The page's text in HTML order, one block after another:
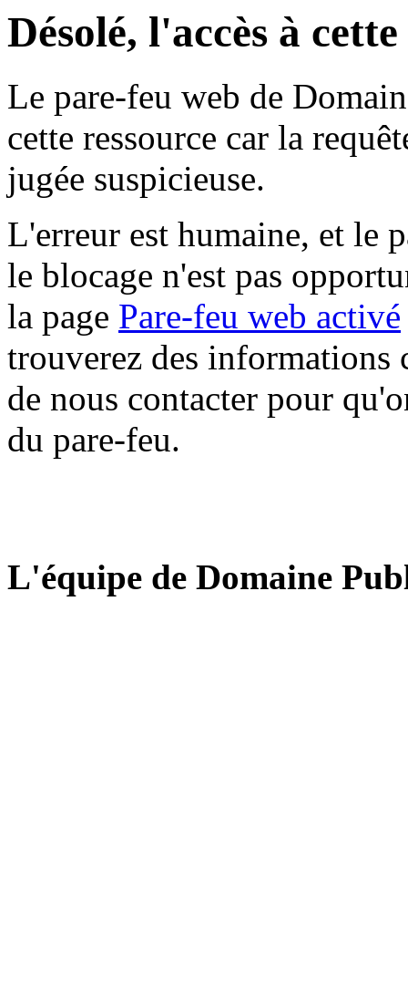
Désolé, l'accès à
Le pare-feu web de
cette ressource car la
jugée suspicieuse.
L'erreur est humaine, et le
le blocage n'est pas
la page Pare-feu web activé
trouverez des informations
de nous contacter pour
du pare-feu.
L'équipe de Domaine